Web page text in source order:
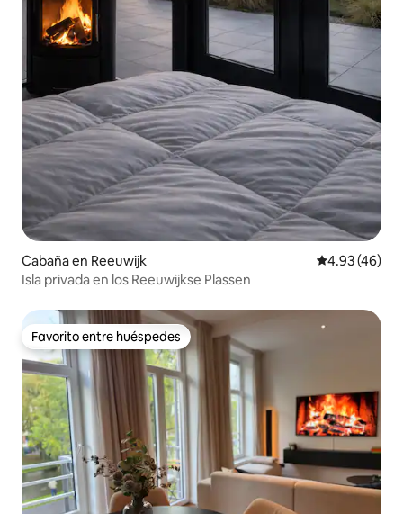
Cabaña en Reeuwijk Calificación
4.93 (46)
Isla privada en los Reeuwijkse Plassen
Favorito entre huéspedes
Favorito entre huéspedes